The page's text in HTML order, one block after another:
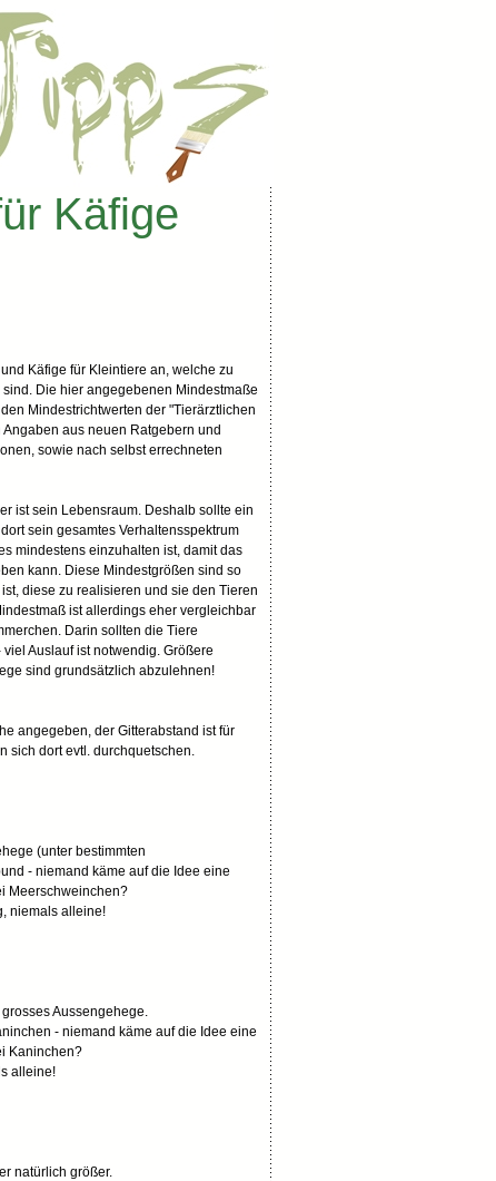
Käfige
Käfige für Kleintiere an, welche zu
Die hier angegebenen Mindestmaße
Mindestrichtwerten der "Tierärztlichen
aus neuen Ratgebern und
sowie nach selbst errechneten
ist sein Lebensraum. Deshalb sollte ein
sein gesamtes Verhaltensspektrum
mindestens einzuhalten ist, damit das
kann. Diese Mindestgrößen sind so
diese zu realisieren und sie den Tieren
ist allerdings eher vergleichbar
Darin sollten die Tiere
Auslauf ist notwendig. Größere
sind grundsätzlich abzulehnen!
angegeben, der Gitterabstand ist für
sich dort evtl. durchquetschen.
(unter bestimmten
- niemand käme auf die Idee eine
Meerschweinchen?
niemals alleine!
Aussengehege.
- niemand käme auf die Idee eine
Kaninchen?
alleine!
natürlich größer.